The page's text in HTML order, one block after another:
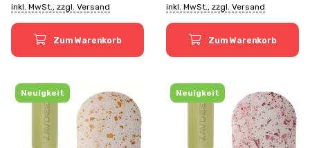
inkl. MwSt., zzgl. Versand
Zum Warenkorb
inkl. MwSt., zzgl. Versand
Zum Warenkorb
Neuigkeit Neuigkeit